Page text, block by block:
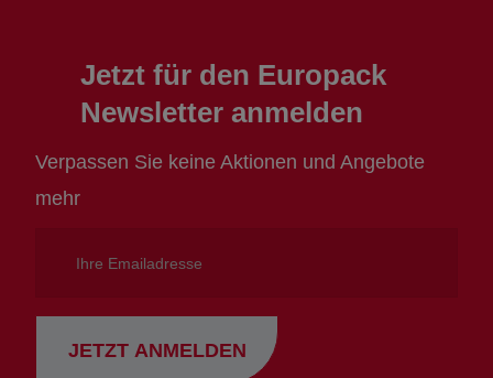
Jetzt für den Europack
Newsletter anmelden
Verpassen Sie keine Aktionen und Angebote
mehr
Emailadresse
JETZT ANMELDEN